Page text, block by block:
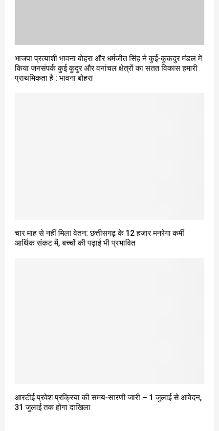
भाजपा प्रत्याशी भावना बोहरा और धर्मजीत सिंह ने कुई-कुकदुर मंडल में
किया जनसंपर्क कुई कुदुर और वनांचल क्षेत्रों का सतत विकास हमारी
प्राथमिकता है : भावना बोहरा
चार माह से नहीं मिला वेतन: छत्तीसगढ़ के 12 हजार मनरेगा कर्मी
आर्थिक संकट में, बच्चों की पढ़ाई भी प्रभावित
आरटीई प्रवेश प्रक्रिया की समय-सारणी जारी – 1 जुलाई से आवेदन,
31 जुलाई तक होगा दाखिला